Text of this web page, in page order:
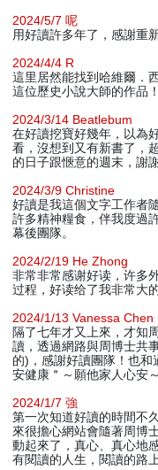
2024/5/7 呢
用好讀許多年了，感謝重
2024/4/4 R
這里居然能找到哈維爾．
這位歷史小說大師的作品
2024/3/14 Beatlebum
在好讀挖寶好幾年，以為
看，沒想到又有新書了，
的日子跟愜意的週末，謝
2024/3/9 Christine
好讀是我這個文字工作者
許多精神糧食，伴我度過
幕後團隊。
2024/2/19 He Zhong
非常非常感谢好读，许多
过程，好读给了我非常大
2024/1/13 Vanessa Chen
隔了七年才又上來，才知
讀，透過網路與周博士共
的)，感謝好讀團隊！也
安健康＂～願他家人心安～
2024/1/7 強
第一次知道好讀的時間不
來很擔心網站會隨著周博
動起來了，真心、真心地
有閱讀的人生，閱讀的路